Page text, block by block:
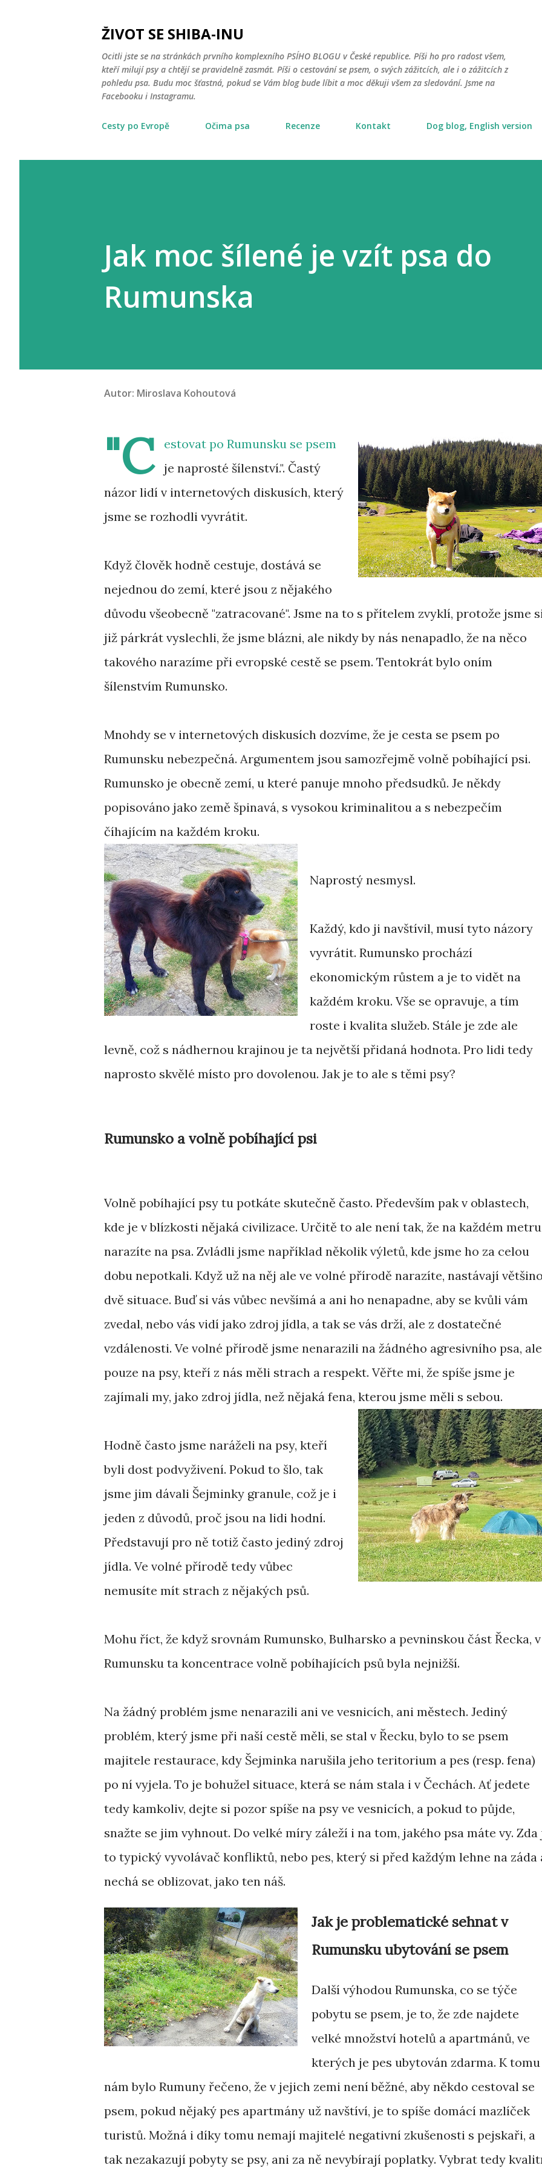
ŽIVOT SE SHIBA-INU
Ocitli jste se na stránkách prvního komplexního PSÍHO BLOGU v České republice. Píši ho pro radost všem,
kteří milují psy a chtějí se pravidelně zasmát. Píši o cestování se psem, o svých zážitcích, ale i o zážitcích z
pohledu psa. Budu moc šťastná, pokud se Vám blog bude líbit a moc děkuji všem za sledování. Jsme na
Facebooku i Instagramu.
Cesty po Evropě Očima psa Recenze Kontakt Dog blog, English version
Jak moc šílené je vzít psa do
Rumunska
Autor: Miroslava Kohoutová
"C
estovat po Rumunsku se psem
je naprosté šílenství.". Častý
názor lidí v internetových diskusích, který
jsme se rozhodli vyvrátit.
Když člověk hodně cestuje, dostává se
nejednou do zemí, které jsou z nějakého
důvodu všeobecně "zatracované". Jsme na to s přítelem zvyklí, protože jsme
již párkrát vyslechli, že jsme blázni, ale nikdy by nás nenapadlo, že na něco
takového narazíme při evropské cestě se psem. Tentokrát bylo oním
šílenstvím Rumunsko.
Mnohdy se v internetových diskusích dozvíme, že je cesta se psem po
Rumunsku nebezpečná. Argumentem jsou samozřejmě volně pobíhající psi.
Rumunsko je obecně zemí, u které panuje mnoho předsudků. Je někdy
popisováno jako země špinavá, s vysokou kriminalitou a s nebezpečím
číhajícím na každém kroku.
Naprostý nesmysl.
Každý, kdo ji navštívil, musí tyto názory
vyvrátit. Rumunsko prochází
ekonomickým růstem a je to vidět na
každém kroku. Vše se opravuje, a tím
roste i kvalita služeb. Stále je zde ale
levně, což s nádhernou krajinou je ta největší přidaná hodnota. Pro lidi tedy
naprosto skvělé místo pro dovolenou. Jak je to ale s těmi psy?
Rumunsko a volně pobíhající psi
Volně pobíhající psy tu potkáte skutečně často. Především pak v oblastech,
kde je v blízkosti nějaká civilizace. Určitě to ale není tak, že na každém metru
narazíte na psa. Zvládli jsme například několik výletů, kde jsme ho za celou
dobu nepotkali. Když už na něj ale ve volné přírodě narazíte, nastávají
dvě situace. Buď si vás vůbec nevšímá a ani ho nenapadne, aby se kvůli vám
zvedal, nebo vás vidí jako zdroj jídla, a tak se vás drží, ale z dostatečné
vzdálenosti. Ve volné přírodě jsme nenarazili na žádného agresivního psa, ale
pouze na psy, kteří z nás měli strach a respekt. Věřte mi, že spíše jsme je
zajímali my, jako zdroj jídla, než nějaká fena, kterou jsme měli s sebou.
Hodně často jsme naráželi na psy, kteří
byli dost podvyživení. Pokud to šlo, tak
jsme jim dávali Šejminky granule, což je i
jeden z důvodů, proč jsou na lidi hodní.
Představují pro ně totiž často jediný zdroj
jídla. Ve volné přírodě tedy vůbec
nemusíte mít strach z nějakých psů.
Mohu říct, že když srovnám Rumunsko, Bulharsko a pevninskou část Řecka, v
Rumunsku ta koncentrace volně pobíhajících psů byla nejnižší.
Na žádný problém jsme nenarazili ani ve vesnicích, ani městech. Jediný
problém, který jsme při naší cestě měli, se stal v Řecku, bylo to se psem
majitele restaurace, kdy Šejminka narušila jeho teritorium a pes (resp. fena)
po ní vyjela. To je bohužel situace, která se nám stala i v Čechách. Ať jedete
tedy kamkoliv, dejte si pozor spíše na psy ve vesnicích, a pokud to půjde,
snažte se jim vyhnout. Do velké míry záleží i na tom, jakého psa máte vy. Zda
to typický vyvolávač konfliktů, nebo pes, který si před každým lehne na záda
nechá se oblizovat, jako ten náš.
Jak je problematické sehnat v
Rumunsku ubytování se psem
Další výhodou Rumunska, co se týče
pobytu se psem, je to, že zde najdete
velké množství hotelů a apartmánů, ve
kterých je pes ubytován zdarma. K tomu
nám bylo Rumuny řečeno, že v jejich zemi není běžné, aby někdo cestoval se
psem, pokud nějaký pes apartmány už navštíví, je to spíše domácí mazlíček
turistů. Možná i díky tomu nemají majitelé negativní zkušenosti s pejskaři, a
tak nezakazují pobyty se psy, ani za ně nevybírají poplatky. Vybrat tedy